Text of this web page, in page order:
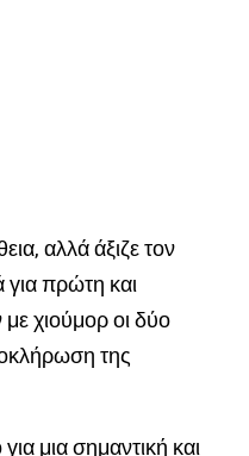
αλλά άξιζε τον
πρώτη και
χιούμορ οι δύο
της
μια σημαντική και